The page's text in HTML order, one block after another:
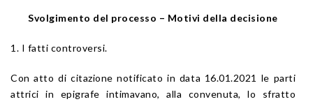
Svolgimento del processo – Motivi della decisione
1. I fatti controversi.
Con atto di citazione notificato in data 16.01.2021 le parti
attrici in epigrafe intimavano, alla convenuta, lo sfratto